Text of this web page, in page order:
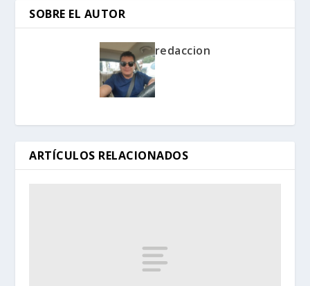
SOBRE EL AUTOR
redaccion
ARTÍCULOS RELACIONADOS